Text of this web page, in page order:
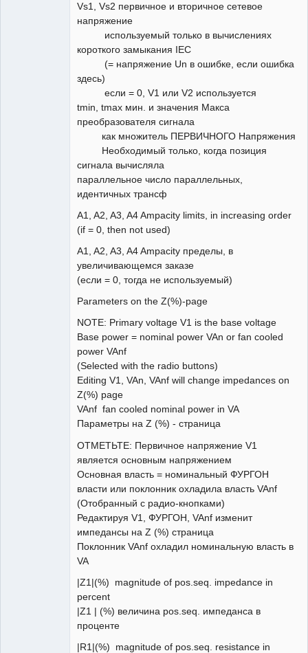
Vs1, Vs2 первичное и вторичное сетевое
напряжение
используемый только в вычислениях
короткого замыкания IEC
(= напряжение Un в ошибке, если ошибка
здесь)
если = 0, V1 или V2 используется
tmin, tmax мин. и значения Макса
преобразователя сигнала
как множитель ПЕРВИЧНОГО Напряжения
Необходимый только, когда позиция
сигнала вычисляла
параллельное число параллельных,
идентичных трансф
A1, A2, A3, A4 Ampacity limits, in increasing order
(if = 0, then not used)
A1, A2, A3, A4 Ampacity пределы, в
увеличивающемся заказе
(если = 0, тогда не используемый)
Parameters on the Z(%)-page
NOTE: Primary voltage V1 is the base voltage
Base power = nominal power VAn or fan cooled
power VAnf
(Selected with the radio buttons)
Editing V1, VAn, VAnf will change impedances on
Z(%) page
VAnf fan cooled nominal power in VA
Параметры на Z (%) - страница
ОТМЕТЬТЕ: Первичное напряжение V1
является основным напряжением
Основная власть = номинальный ФУРГОН
власти или поклонник охладила власть VAnf
(Отобранный с радио-кнопками)
Редактируя V1, ФУРГОН, VAnf изменит
импедансы на Z (%) страница
Поклонник VAnf охладил номинальную власть в
VA
|Z1|(%) magnitude of pos.seq. impedance in
percent
|Z1 | (%) величина pos.seq. импеданса в
проценте
|R1|(%) magnitude of pos.seq. resistance in